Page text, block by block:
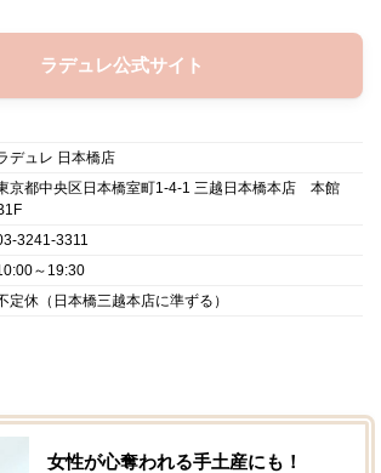
ラデュレ公式サイト
デュレ 日本橋店
京都中央区日本橋室町1-4-1 三越日本橋本店 本館
3241-3311
～19:30
定休（日本橋三越本店に準ずる）
女性が心奪われる手土産にも！